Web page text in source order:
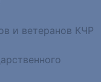
и ветеранов КЧР